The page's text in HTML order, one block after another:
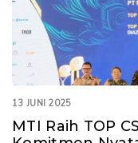
13 JUNI 2025
MTI Raih TOP